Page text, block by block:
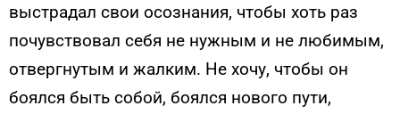
выстрадал свои осознания, чтобы хоть раз
почувствовал себя не нужным и не любимым,
отвергнутым и жалким. Не хочу, чтобы он
боялся быть собой, боялся нового пути,